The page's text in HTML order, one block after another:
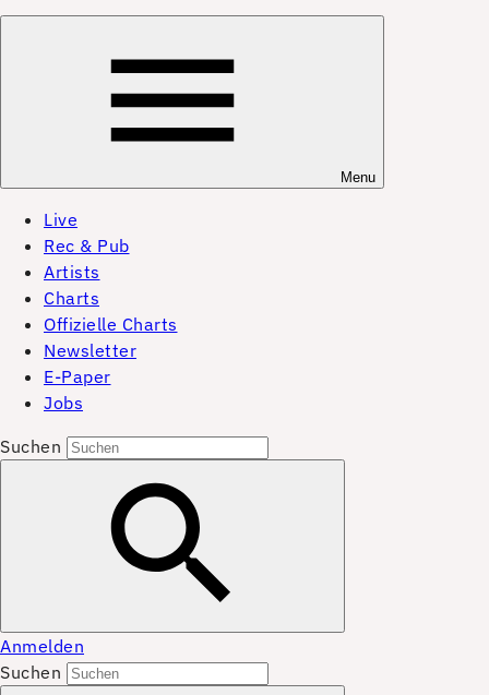
Menu
Live
Rec & Pub
Artists
Charts
Offizielle Charts
Newsletter
E-Paper
Jobs
Suchen
Anmelden
Suchen